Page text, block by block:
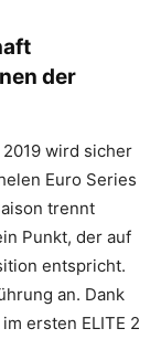
der
wird sicher
Euro Series
trennt
Punkt, der auf
entspricht.
an. Dank
ersten ELITE 2